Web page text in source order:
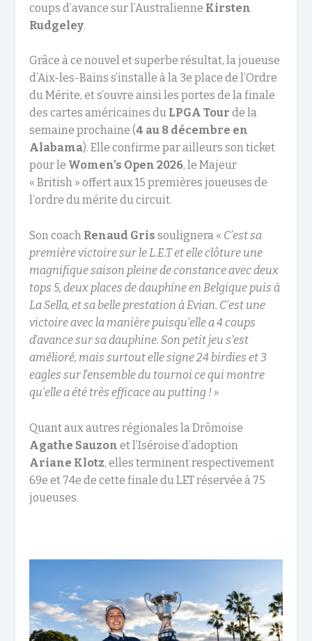
coups d’avance sur l’Australienne Kirsten
Rudgeley.
Grâce à ce nouvel et superbe résultat, la joueuse
d’Aix-les-Bains s’installe à la 3e place de l’Ordre
du Mérite, et s’ouvre ainsi les portes de la finale
des cartes américaines du LPGA Tour de la
semaine prochaine (4 au 8 décembre en
Alabama). Elle confirme par ailleurs son ticket
pour le Women’s Open 2026, le Majeur
« British » offert aux 15 premières joueuses de
l’ordre du mérite du circuit.
Son coach Renaud Grissoulignera « C’est sa
première victoire sur le L.E.T et elle clôture une
magnifique saison pleine de constance avec deux
tops 5, deux places de dauphine en Belgique puis à
La Sella, et sa belle prestation à Evian. C’est une
victoire avec la manière puisqu’elle a 4 coups
d’avance sur sa dauphine. Son petit jeu s’est
amélioré, mais surtout elle signe 24 birdies et 3
eagles sur l’ensemble du tournoi ce qui montre
qu’elle a été très efficace au putting ! »
Quant aux autres régionales la Drômoise
Agathe Sauzon et l’Iséroise d’adoption
Ariane Klotz, elles terminent respectivement
69e et 74e de cette finale du LET réservée à 75
joueuses.